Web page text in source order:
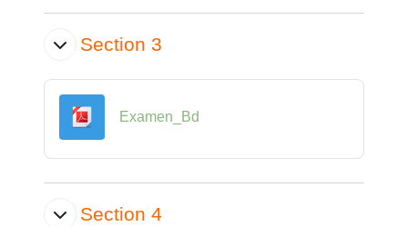
Section 3
Examen_Bd
Section 4